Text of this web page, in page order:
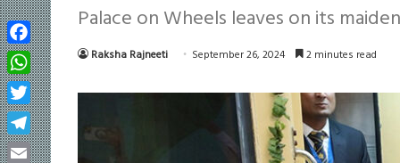
Palace on Wheels leaves on its
Raksha Rajneeti September 26, 2024 2 minutes read
Facebook
WhatsApp
Twitter
Telegram